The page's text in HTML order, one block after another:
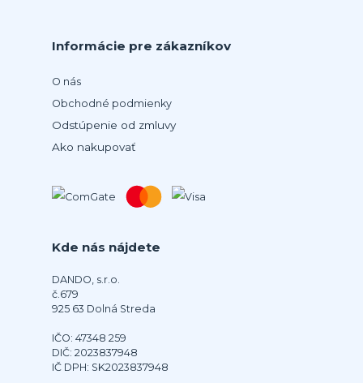
Informácie pre zákazníkov
O nás
Obchodné podmienky
Odstúpenie od zmluvy
Ako nakupovať
Kde nás nájdete
DANDO, s.r.o.
č.679
925 63 Dolná Streda
IČO: 47348 259
DIČ: 2023837948
IČ DPH: SK2023837948